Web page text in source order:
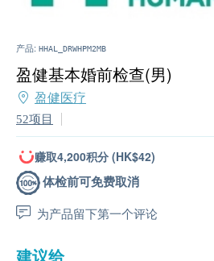
产品: HHAL_DRWHPM2MB
盈健基本婚前检查(男)
盈健医疗
52项目
赚取4,200积分 (HK$42)
体检前可免费取消
为产品留下第一个评论
建议给